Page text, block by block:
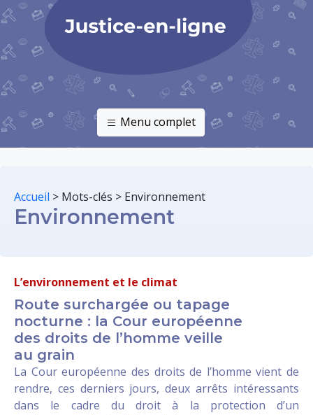
Menu complet
Accueil > Mots-clés > Environnement
Environnement
L’environnement et le climat
Route surchargée ou tapage
nocturne : la Cour européenne
des droits de l’homme veille
au grain
La Cour européenne des droits de l’homme vient de
rendre, ces derniers jours, deux arrêts intéressants
dans le cadre du droit à la protection d’un